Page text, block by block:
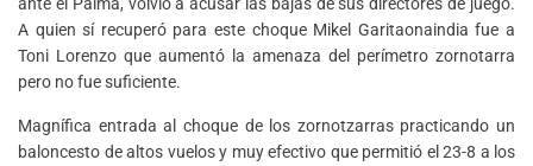
A quien sí recuperó para este choque Mikel Garitaonaindia fue a
Toni Lorenzo que aumentó la amenaza del perímetro zornotarra
pero no fue suficiente.
Magnífica entrada al choque de los zornotzarras practicando un
baloncesto de altos vuelos y muy efectivo que permitió el 23-8 a los